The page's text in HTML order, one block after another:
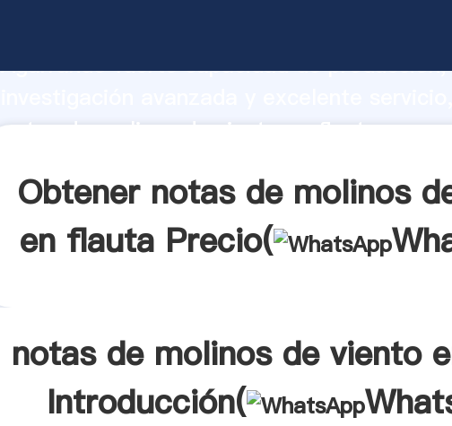
Agarrando fuerte capacidad de
notas de molinos de viento en flauta
Obtener notas de molinos
en flauta Precio(
notas de molinos de viento
Introducción(